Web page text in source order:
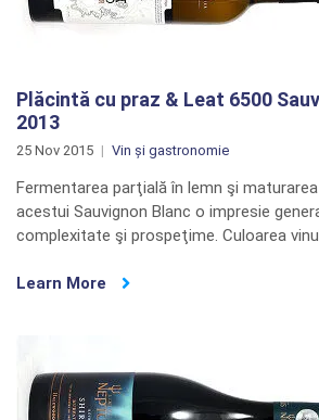
Plăcintă cu praz & Leat 6500
2013
25 Nov 2015 Vin și gastronomie
Fermentarea parţială în lemn şi
acestui Sauvignon Blanc o impresie
complexitate şi prospeţime. Culoarea
Learn More